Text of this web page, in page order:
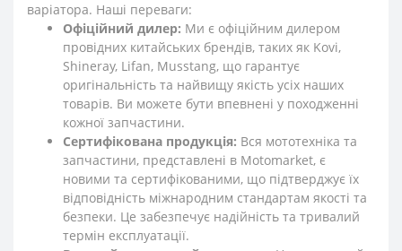
варіатора. Наші переваги:
Офіційний дилер: Ми є офіційним дилером
провідних китайських брендів, таких як Kovi,
Shineray, Lifan, Musstang, що гарантує
оригінальність та найвищу якість усіх наших
товарів. Ви можете бути впевнені у походженні
кожної запчастини.
Сертифікована продукція: Вся мототехніка та
запчастини, представлені в Motomarket, є
новими та сертифікованими, що підтверджує їх
відповідність міжнародним стандартам якості та
безпеки. Це забезпечує надійність та тривалий
термін експлуатації.